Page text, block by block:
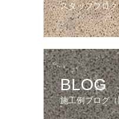
スタッフブロ
BLOG
施工例ブログ